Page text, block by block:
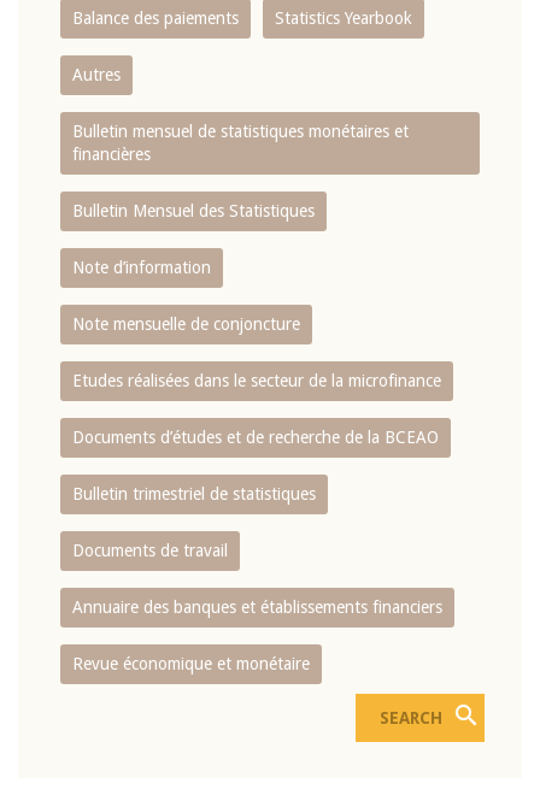
Balance des paiements Statistics Yearbook
Autres
Bulletin mensuel de statistiques monétaires et
financières
Bulletin Mensuel des Statistiques
Note d’information
Note mensuelle de conjoncture
Etudes réalisées dans le secteur de la microfinance
Documents d’études et de recherche de la BCEAO
Bulletin trimestriel de statistiques
Documents de travail
Annuaire des banques et établissements financiers
Revue économique et monétaire